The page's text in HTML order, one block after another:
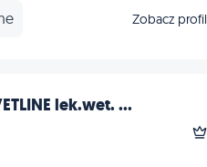
Zobacz profil
lek.wet. ...